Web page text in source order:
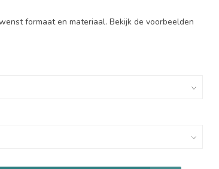
formaat en materiaal. Bekijk de voorbeelden